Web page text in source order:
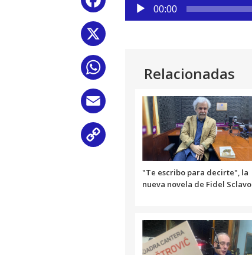
Facebook
WhatsApp
audio
00:00
Relacionadas
"Te escribo para decirte", la
nueva novela de Fidel Sclavo